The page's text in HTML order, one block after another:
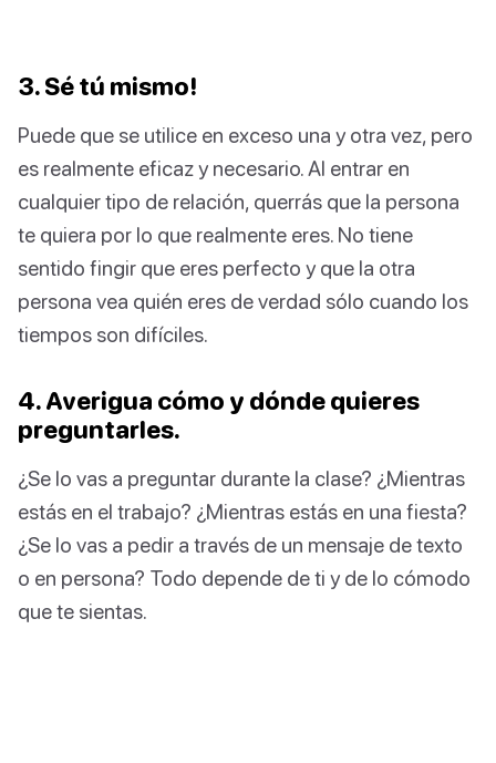
3. Sé tú mismo!
Puede que se utilice en exceso una y otra vez, pero
es realmente eficaz y necesario. Al entrar en
cualquier tipo de relación, querrás que la persona
te quiera por lo que realmente eres. No tiene
sentido fingir que eres perfecto y que la otra
persona vea quién eres de verdad sólo cuando los
tiempos son difíciles.
4. Averigua cómo y dónde quieres
preguntarles.
¿Se lo vas a preguntar durante la clase? ¿Mientras
estás en el trabajo? ¿Mientras estás en una fiesta?
¿Se lo vas a pedir a través de un mensaje de texto
o en persona? Todo depende de ti y de lo cómodo
que te sientas.